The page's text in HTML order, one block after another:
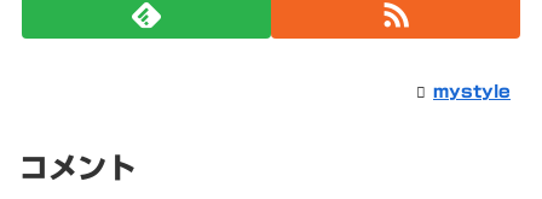
mystyle
コメント